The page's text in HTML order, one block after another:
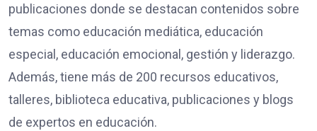
publicaciones donde se destacan contenidos sobre
temas como educación mediática, educación
especial, educación emocional, gestión y liderazgo.
Además, tiene más de 200 recursos educativos,
talleres, biblioteca educativa, publicaciones y blogs
de expertos en educación.